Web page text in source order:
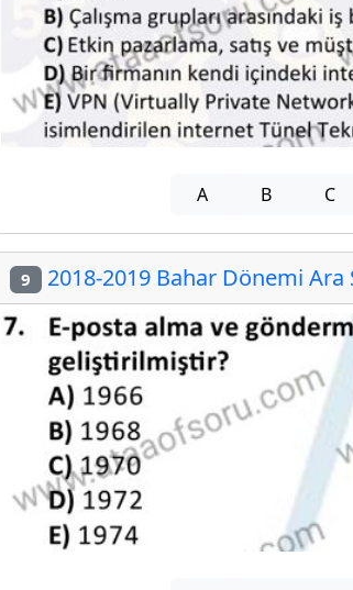
A B C
9 2018-2019 Bahar Dönemi Ara